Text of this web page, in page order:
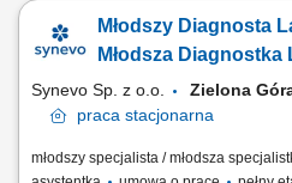
zatwierdzanie uzyskanych wyników
nowoczesnymi systemami i
Młodszy Diagnosta
Młodsza
Synevo Sp. z o.o.
Zielona
praca stacjonarna
młodszy specjalista / młodsza